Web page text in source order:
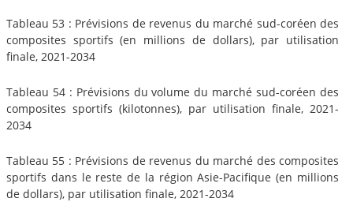
Tableau 53 : Prévisions de revenus du marché sud-coréen des
composites sportifs (en millions de dollars), par utilisation
finale, 2021-2034
Tableau 54 : Prévisions du volume du marché sud-coréen des
composites sportifs (kilotonnes), par utilisation finale, 2021-
2034
Tableau 55 : Prévisions de revenus du marché des composites
sportifs dans le reste de la région Asie-Pacifique (en millions
de dollars), par utilisation finale, 2021-2034